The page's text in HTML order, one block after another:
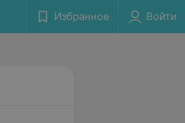
Избранное Войти